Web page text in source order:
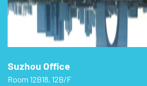
Suzhou Office
Room 12B18, 12B/F